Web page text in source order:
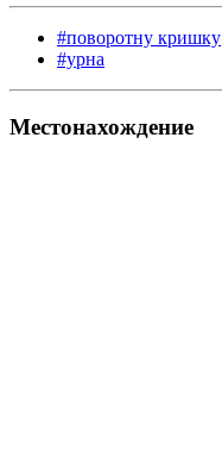
#поворотну кришку
#урна
Местонахождение